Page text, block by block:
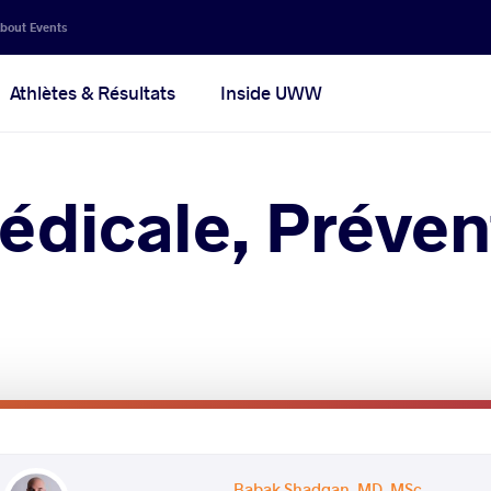
Events
Athlètes & Résultats Inside UWW